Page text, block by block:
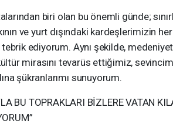
biri olan bu önemli günde;
ve yurt dışındaki kardeşlerimizin
tebrik ediyorum. Aynı şekilde,
mirasını tevarüs ettiğimiz,
şükranlarımı sunuyorum.
BU TOPRAKLARI BİZLERE VATAN